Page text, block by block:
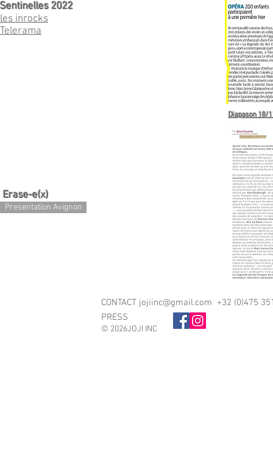
Sentinelles 2022
les inrocks
Telerama
Diapason 18/
Erase-e(x)
Presentation Avignon
CONTACT jojiinc@gmail.com +32 (0)475
PRESS
© 2026JOJI INC